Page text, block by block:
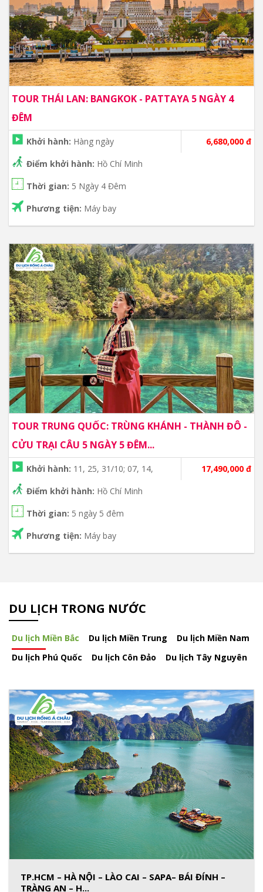
TOUR THÁI LAN: BANGKOK - PATTAYA 5 NGÀY 4
ĐÊM
6,680,000 đ
Khởi hành: Hàng ngày
Điểm khởi hành: Hồ Chí Minh
Thời gian: 5 Ngày 4 Đêm
Phương tiện: Máy bay
TOUR TRUNG QUỐC: TRÙNG KHÁNH - THÀNH ĐÔ -
CỬU TRẠI CÂU 5 NGÀY 5 ĐÊM...
17,490,000 đ
Khởi hành: 11, 25, 31/10; 07, 14,
Điểm khởi hành: Hồ Chí Minh
Thời gian: 5 ngày 5 đêm
Phương tiện: Máy bay
DU LỊCH TRONG NƯỚC
Du lịch Miền Bắc Du lịch Miền Trung
Du lịch Miền Nam
Du lịch Phú Quốc
Du lịch Côn Đảo Du lịch Tây Nguyên
TP.HCM – HÀ NỘI – LÀO CAI – SAPA– BÁI ĐÍNH –
TRÀNG AN – H...